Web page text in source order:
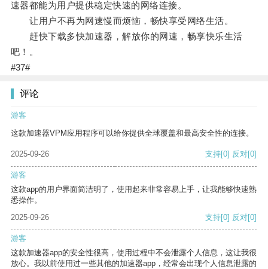
速器都能为用户提供稳定快速的网络连接。
让用户不再为网速慢而烦恼，畅快享受网络生活。
赶快下载多快加速器，解放你的网速，畅享快乐生活
吧！。
#37#
评论
游客
这款加速器VPM应用程序可以给你提供全球覆盖和最高安全性的连接。
2025-09-26 支持[0] 反对[0]
游客
这款app的用户界面简洁明了，使用起来非常容易上手，让我能够快速熟
悉操作。
2025-09-26
支持[0] 反对[0]
游客
这款加速器app的安全性很高，使用过程中不会泄露个人信息，这让我很
放心。我以前使用过一些其他的加速器app，经常会出现个人信息泄露的